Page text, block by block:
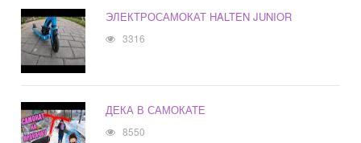
ЭЛЕКТРОСАМОКАТ HALTEN JUNIOR
3316
ДЕКА В САМОКАТЕ
8550